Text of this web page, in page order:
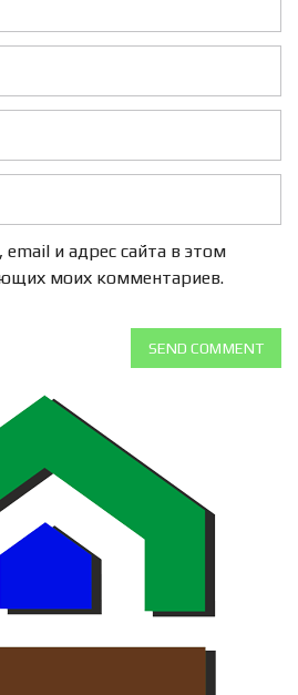
и адрес сайта в этом
моих комментариев.
SEND COMMENT